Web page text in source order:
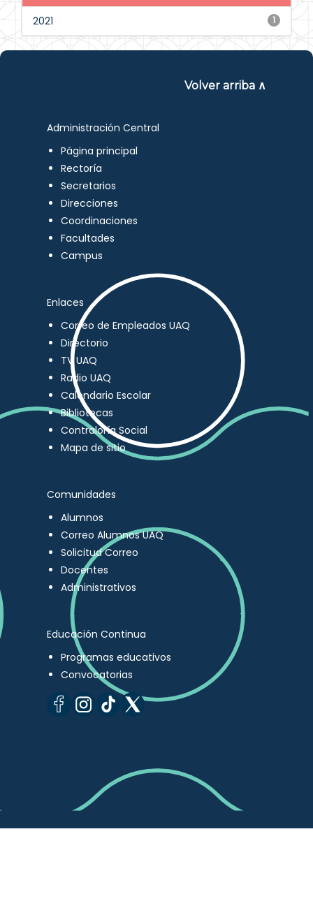
1
2021
Volver arriba ∧
Administración Central
Página principal
Rectoría
Secretarios
Direcciones
Coordinaciones
Facultades
Campus
Enlaces
Correo de Empleados UAQ
Directorio
TV UAQ
Radio UAQ
Calendario Escolar
Bibliotecas
Contraloría Social
Mapa de sitio
Comunidades
Alumnos
Correo Alumnos UAQ
Solicitud Correo
Docentes
Administrativos
Educación Continua
Programas educativos
Convocatorias